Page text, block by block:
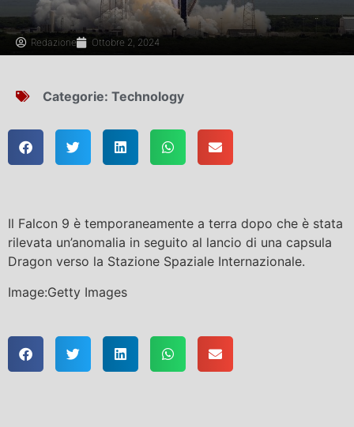
Redazione Ottobre 2, 2024
Categorie: Technology
Il Falcon 9 è temporaneamente a terra dopo che è stata
rilevata un’anomalia in seguito al lancio di una capsula
Dragon verso la Stazione Spaziale Internazionale.
Image:Getty Images